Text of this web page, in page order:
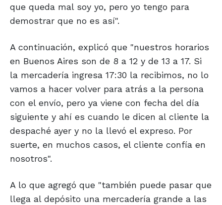
que queda mal soy yo, pero yo tengo para
demostrar que no es así".
A continuación, explicó que "nuestros horarios
en Buenos Aires son de 8 a 12 y de 13 a 17. Si
la mercadería ingresa 17:30 la recibimos, no lo
vamos a hacer volver para atrás a la persona
con el envío, pero ya viene con fecha del día
siguiente y ahí es cuando le dicen al cliente la
despaché ayer y no la llevó el expreso. Por
suerte, en muchos casos, el cliente confía en
nosotros".
A lo que agregó que "también puede pasar que
llega al depósito una mercadería grande a las